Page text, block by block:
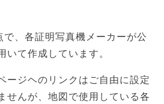
、各証明写真機メーカーが公
いて作成しています。
ージヘのリンクはご自由に設定
せんが、地図で使用している各